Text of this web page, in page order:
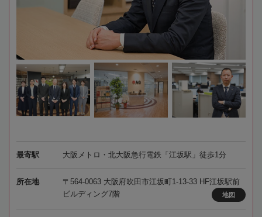
最寄駅 大阪メトロ・北大阪急行電鉄「江坂駅」徒歩1分
所在地
〒564-0063 大阪府吹田市江坂町1-13-33 HF江坂駅前
ビルディング7階
地図